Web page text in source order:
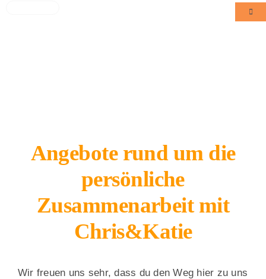
Angebote rund um die
persönliche
Zusammenarbeit mit
Chris&Katie
Wir freuen uns sehr, dass du den Weg hier zu uns